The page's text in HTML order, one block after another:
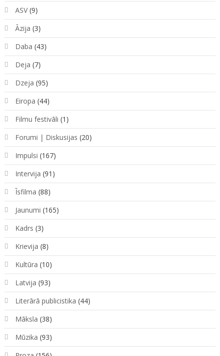
ASV(9)
Āzija (3)
Daba (43)
Deja (7)
Dzeja (95)
Eiropa (44)
Filmu festivāli (1)
Forumi | Diskusijas (20)
Impulsi (167)
Intervija (91)
Īsfilma (88)
Jaunumi (165)
Kadrs (3)
Krievija (8)
Kultūra (10)
Latvija (93)
Literārā publicistika (44)
Māksla (38)
Mūzika (93)